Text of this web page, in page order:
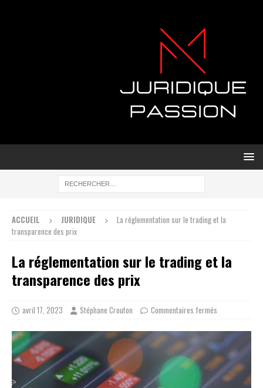
ACCUEIL JURIDIQUE
La réglementation sur le trading et la
transparence des prix
La réglementation sur le trading et la
transparence des prix
avril 17, 2023 Stéphane Crouton Commentaires fermés